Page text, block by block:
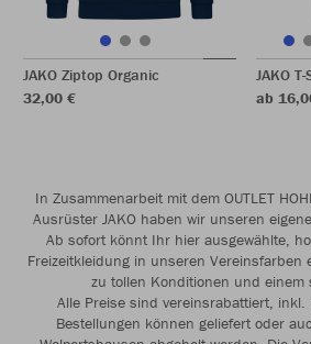
JAKO Ziptop Organic
32,00 €
JAKO
ab
In Zusammenarbeit mit dem OUTLET
Ausrüster JAKO haben wir unseren
Ab sofort könnt Ihr hier ausgewählte,
Freizeitkleidung in unseren Vereinsfarben
zu tollen Konditionen und einem
Alle Preise sind vereinsrabattiert, inkl.
Bestellungen können geliefert oder